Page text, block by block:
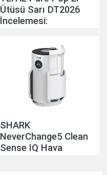
Ütüsü Sarı DT2026
İncelemesi:
Hayatı Kolaylaştırıyor
SHARK
NeverChange5 Clean
Sense IQ Hava